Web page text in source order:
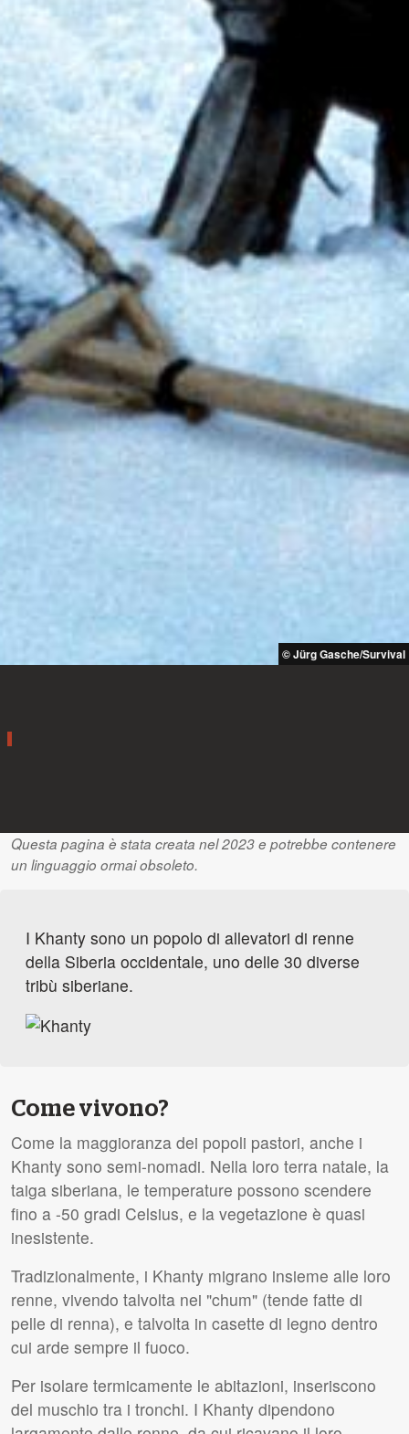
© Jürg Gasche/Survival
Questa pagina è stata creata nel 2023 e potrebbe contenere
un linguaggio ormai obsoleto.
I Khanty sono un popolo di allevatori di renne
della Siberia occidentale, uno delle 30 diverse
tribù siberiane.
Come vivono?
Come la maggioranza dei popoli pastori, anche i
Khanty sono semi-nomadi. Nella loro terra natale, la
taiga siberiana, le temperature possono scendere
fino a -50 gradi Celsius, e la vegetazione è quasi
inesistente.
Tradizionalmente, i Khanty migrano insieme alle loro
renne, vivendo talvolta nei "chum" (tende fatte di
pelle di renna), e talvolta in casette di legno dentro
cui arde sempre il fuoco.
Per isolare termicamente le abitazioni, inseriscono
del muschio tra i tronchi. I Khanty dipendono